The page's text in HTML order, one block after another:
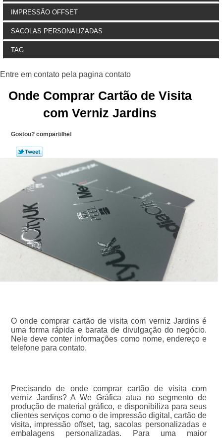
IMPRESSÃO OFFSET
SACOLAS PERSONALIZADAS
TAG
Onde Comprar Cartão de Visita
com Verniz Jardins
Gostou? compartilhe!
O onde comprar cartão de visita com verniz Jardins é
uma forma rápida e barata de divulgação do negócio.
Nele deve conter informações como nome, endereço e
telefone para contato.
Precisando de onde comprar cartão de visita com
verniz Jardins? A We Gráfica atua no segmento de
produção de material gráfico, e disponibiliza para seus
clientes serviços como o de impressão digital, cartão de
visita, impressão offset, tag, sacolas personalizadas e
embalagens personalizadas. Para uma maior